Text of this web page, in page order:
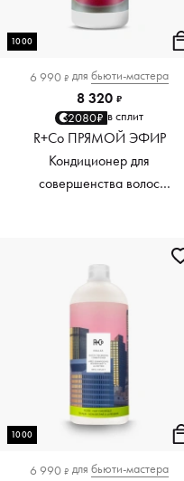
1000
6 990 ₽ для бьюти-мастера
8 320 ₽
2080₽ в сплит
R+Co ПРЯМОЙ ЭФИР
Кондиционер для
совершенства волос
1000
6 990 ₽ для бьюти-мастера